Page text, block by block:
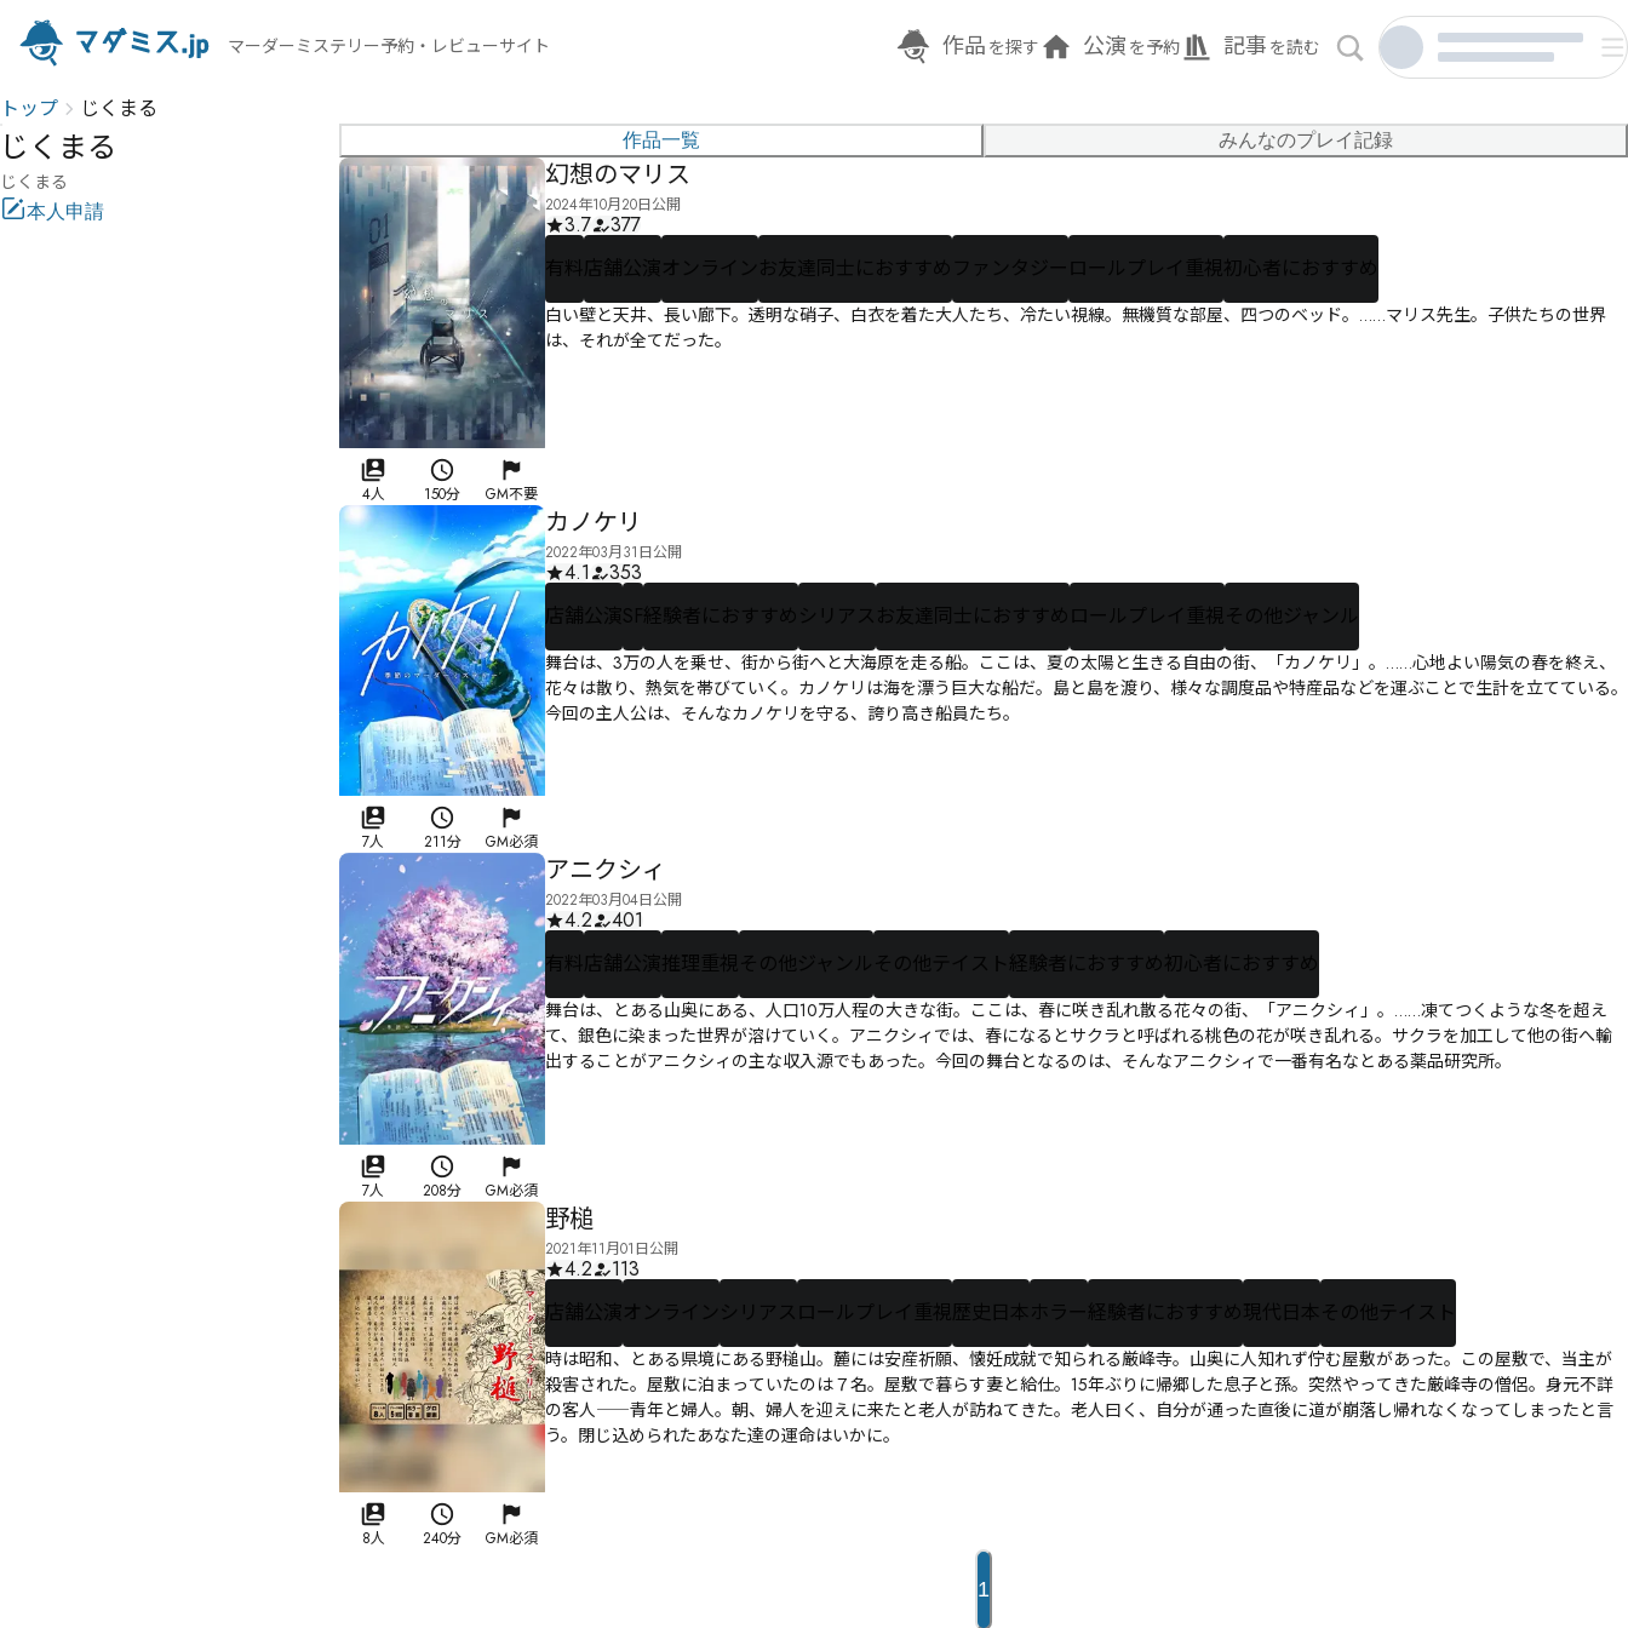
マーダーミステリー予約・レビューサイト 作品 を探す 公演 を予約 記事 を読む
トップ じくまる
じくまる
じくまる
本人申請
作品一覧 みんなのプレイ記録
4人 150分 GM不要
幻想のマリス
2024年10月20日公開
3.7
377
有料 店舗公演オンライン お友達同士におすすめ ファンタジー ロールプレイ重視 初心者におすすめ
白い壁と天井、長い廊下。透明な硝子、白衣を着た大人たち、冷たい視線。無機質な部屋、四つのベッド。……マリス先生。―――子供たちの世界
は、それが全てだった。
7人 211分 GM必須
カノケリ
2022年03月31日公開
4.1
353
店舗公演SF経験者におすすめ シリアスお友達同士におすすめ ロールプレイ重視その他ジャンル
舞台は、3万の人を乗せ、街から街へと大海原を走る船。ここは、夏の太陽と生きる自由の街、「カノケリ」。……心地よい陽気の春を終え、
花々は散り、熱気を帯びていく。カノケリは海を漂う巨大な船だ。島と島を渡り、様々な調度品や特産品などを運ぶことで生計を立てている。
今回の主人公は、そんなカノケリを守る、誇り高き船員たち。
7人 208分 GM必須
アニクシィ
2022年03月04日公開
4.2
401
有料 店舗公演推理重視その他ジャンル その他テイスト 経験者におすすめ 初心者におすすめ
舞台は、とある山奥にある、人口10万人程の大きな街。ここは、春に咲き乱れ散る花々の街、「アニクシィ」。……凍てつくような冬を超え
て、銀色に染まった世界が溶けていく。アニクシィでは、春になるとサクラと呼ばれる桃色の花が咲き乱れる。サクラを加工して他の街へ輸
出することがアニクシィの主な収入源でもあった。今回の舞台となるのは、そんなアニクシィで一番有名なとある薬品研究所。
8人 240分 GM必須
野槌
2021年11月01日公開
4.2
113
店舗公演オンライン シリアス ロールプレイ重視歴史日本 ホラー経験者におすすめ現代日本その他テイスト
時は昭和、とある県境にある野槌山。麓には安産祈願、懐妊成就で知られる厳峰寺。山奥に人知れず佇む屋敷があった。この屋敷で、当主が
殺害された。屋敷に泊まっていたのは７名。屋敷で暮らす妻と給仕。15年ぶりに帰郷した息子と孫。突然やってきた厳峰寺の僧侶。身元不詳
の客人――青年と婦人。朝、婦人を迎えに来たと老人が訪ねてきた。老人曰く、自分が通った直後に道が崩落し帰れなくなってしまったと言
う。閉じ込められたあなた達の運命はいかに。
1